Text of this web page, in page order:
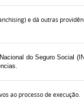
e dá outras
do Seguro Social
ao processo de execução.